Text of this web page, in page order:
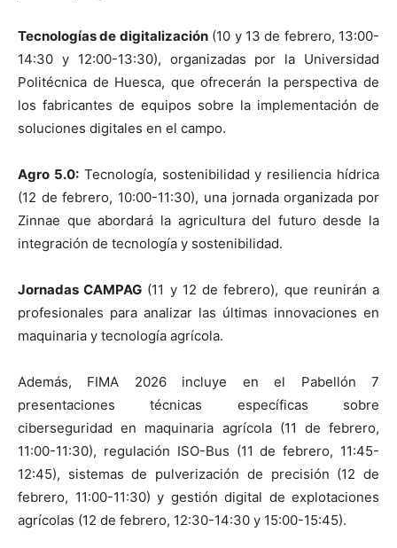
Tecnologías de digitalización(10 y 13 de febrero, 13:00-
14:30 y 12:00-13:30), organizadas por la Universidad
Politécnica de Huesca, que ofrecerán la perspectiva de
los fabricantes de equipos sobre la implementación de
soluciones digitales en el campo.
Agro 5.0:Tecnología, sostenibilidad y resiliencia hídrica
(12 de febrero, 10:00-11:30), una jornada organizada por
Zinnae que abordará la agricultura del futuro desde la
integración de tecnología y sostenibilidad.
Jornadas CAMPAG (11 y 12 de febrero), que reunirán a
profesionales para analizar las últimas innovaciones en
maquinaria y tecnología agrícola.
Además, FIMA 2026 incluye en el Pabellón 7
presentaciones técnicas específicas sobre
ciberseguridad en maquinaria agrícola (11 de febrero,
11:00-11:30), regulación ISO-Bus (11 de febrero, 11:45-
12:45), sistemas de pulverización de precisión (12 de
febrero, 11:00-11:30) y gestión digital de explotaciones
agrícolas (12 de febrero, 12:30-14:30 y 15:00-15:45).